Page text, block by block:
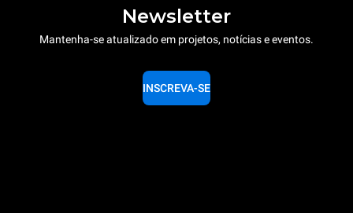
Newsletter
Mantenha-se atualizado em projetos, notícias e eventos.
INSCREVA-SE